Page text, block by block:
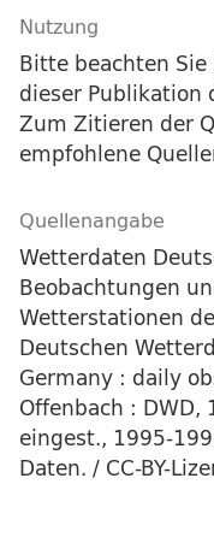
Nutzung
Bitte beachten
dieser Publikation
Zum Zitieren der
empfohlene
Quellenangabe
Wetterdaten
Beobachtungen
Wetterstationen
Deutschen
Germany : daily
Offenbach :
eingest., 1995-
Daten. / CC-BY-